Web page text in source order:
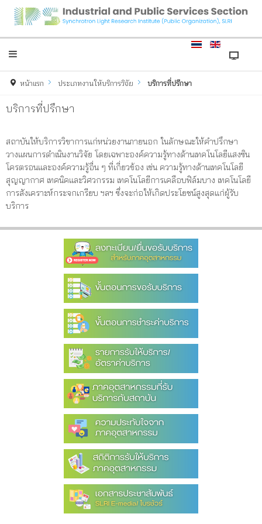
หน้าแรก ประเภทงานให้บริการวิจัย บริการที่ปรึกษา
บริการที่ปรึกษา
สถาบันให้บริการวิขาการแก่หน่วยงานภายนอก ในลักษณะให้คำปรึกษา
วางแผนการดำเนินงานวิจัย โดยเฉพาะองค์ความรู้ทางด้านเทคโนโลยีแสงซิน
โครตรอนและองค์ความรู้อื่น ๆ ที่เกี่ยวข้อง เช่น ความรู้ทางด้านเทคโนโลยี
สุญญากาศ เทคนิคและวิศวกรรม เทคโนโลยีการเคลือบฟิล์มบาง เทคโนโลยี
การสังเคราะห์กระจกเกรียบ ฯลฯ ซึ่งจะก่อให้เกิดประโยชน์สูงสุดแก่ผู้รับ
บริการ